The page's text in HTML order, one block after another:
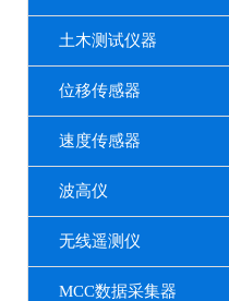
土木测试仪器
位移传感器
速度传感器
波高仪
无线遥测仪
MCC数据采集器